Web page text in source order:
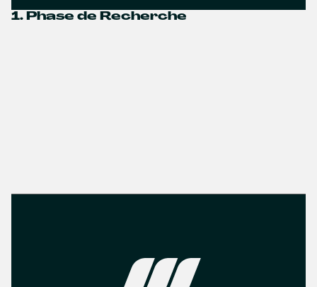
1. Phase de Recherche